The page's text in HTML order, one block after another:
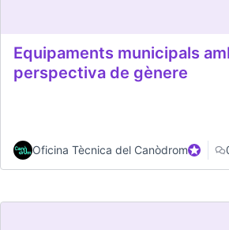
Equipaments municipals
perspectiva de gènere
Oficina Tècnica del CanòdromOfficial